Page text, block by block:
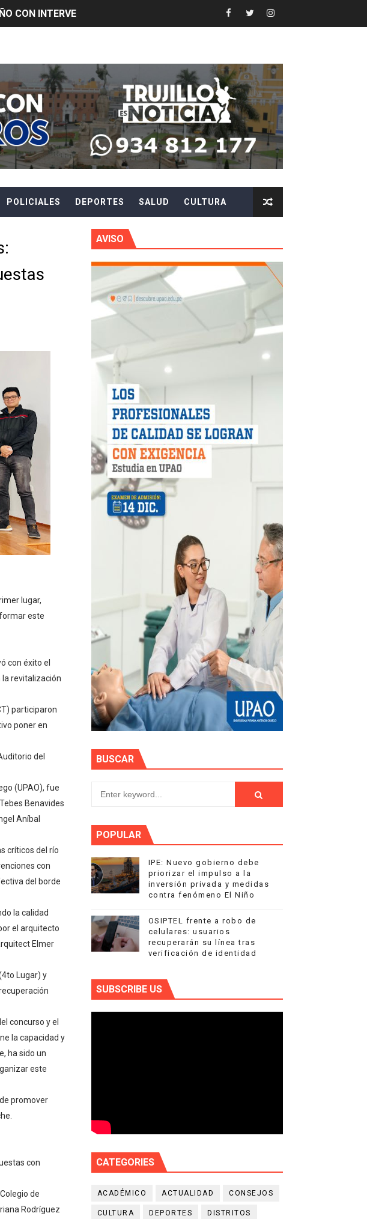
CON INTERVENCIÓN DE AUTORIDADES EN CHAO Y VIRÚ
PROGRAMADOS Y AGILIZAR LA ATENCIÓN ANTE PROBLEMAS ELÉCTRICOS
VIRÚ DE "EL NIÑO"
del maestro de obra en beneficios para toda su familia
tras verificación de identidad
PARA EVITAR ROBOS Y ESTAFAS
Y EXHORTA A LA CIUDADANÍA A REPORTARLOS
RECIBO Y PARTICIPAR EN EL SORTEO DE HIDRANDINA
2027
con más de S/180,000 en premios
con el servicio móvil en primer semestre de 2026
sobre el servicio móvil en el primer semestre de 2026
LA PACIFICACIÓN DE LA LIBERTAD"
“APRENDIENDO CON ENERGÍA” DE HIDRANDINA
internet o televisión de paga mientras no estés en casa
RECUPERARÁ LAS PISTAS DE FLORENCIA DE MORA
LAS DISTANCIAS MÍNIMAS DE SEGURIDAD
toma un día hábil
móvil de tu destino con Checa tu señal
DE PAGO Y PARTICIPA EN EL SORTEO POR FIESTAS PATRIAS DE
DE PAGO PARA REGULARIZAR DEUDAS ELÉCTRICAS
y padres de Trujillo
Prácticas en Gestión Pública 2026
POLICIALES DEPORTES SALUD CULTURA
lugar,
este
con éxito el
revitalización
participaron
poner en
del
(UPAO), fue
Benavides
Aníbal
críticos del río
con
del borde
la calidad
el arquitecto
Elmer
Lugar) y
concurso y el
la capacidad y
ha sido un
este
promover
con
de
Rodríguez
AVISO
BUSCAR
POPULAR
IPE: Nuevo gobierno debe
priorizar el impulso a la
inversión privada y medidas
contra fenómeno El Niño
OSIPTEL frente a robo de
celulares: usuarios
recuperarán su línea tras
verificación de identidad
SUBSCRIBE US
CATEGORIES
ACADÉMICO ACTUALIDAD CONSEJOS
CULTURA DEPORTES DISTRITOS